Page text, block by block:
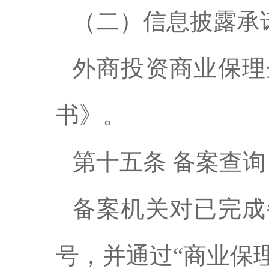
（二）信息披露
外商投资商业保
书》。
第十五条 备案查询
备案机关对已完
号，并通过“商业保